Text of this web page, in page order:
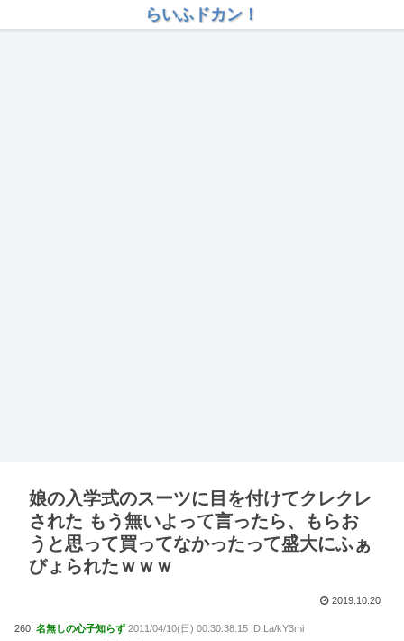
らいふドカン！
娘の入学式のスーツに目を付けてクレクレ
された もう無いよって言ったら、もらお
うと思って買ってなかったって盛大にふぁ
びょられたｗｗｗ
2019.10.20
260: 名無しの心子知らず 2011/04/10(日) 00:30:38.15 ID:La/kY3mi